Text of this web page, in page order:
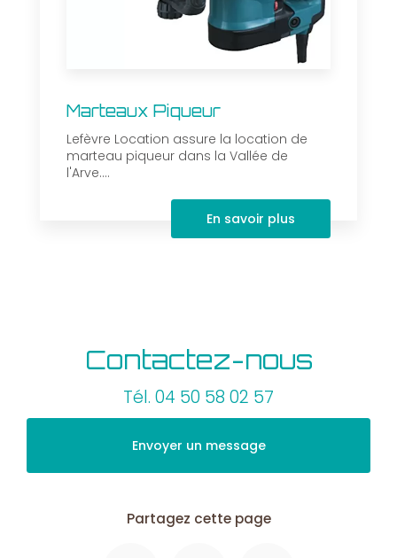
Marteaux Piqueur
Lefèvre Location assure la location de
marteau piqueur dans la Vallée de
l'Arve....
En savoir plus
Contactez-nous
Tél. 04 50 58 02 57
Envoyer un message
Partagez cette page